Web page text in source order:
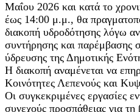
Μαΐου 2026 και κατά το
έως 14:00 μ.μ., θα
διακοπή υδροδότησης λόγω
συντήρησης και παρέμβασης
ύδρευσης της Δημοτικής
Η διακοπή αναμένεται να
Κοινότητες Λεπενούς και
Οι συγκεκριμένες εργασίες
συνεχούς προσπάθειας για